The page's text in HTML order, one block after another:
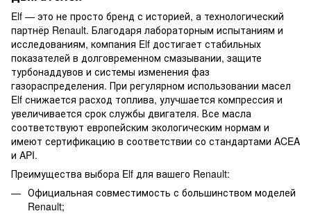
Elf — это не просто бренд с историей, а технологический
партнёр Renault. Благодаря лабораторным испытаниям и
исследованиям, компания Elf достигает стабильных
показателей в долговременном смазывании, защите
турбонаддувов и системы изменения фаз
газораспределения. При регулярном использовании масел
Elf снижается расход топлива, улучшается компрессия и
увеличивается срок службы двигателя. Все масла
соответствуют европейским экологическим нормам и
имеют сертификацию в соответствии со стандартами ACEA
и API.
Преимущества выбора Elf для вашего Renault:
Официальная совместимость с большинством моделей
Renault;